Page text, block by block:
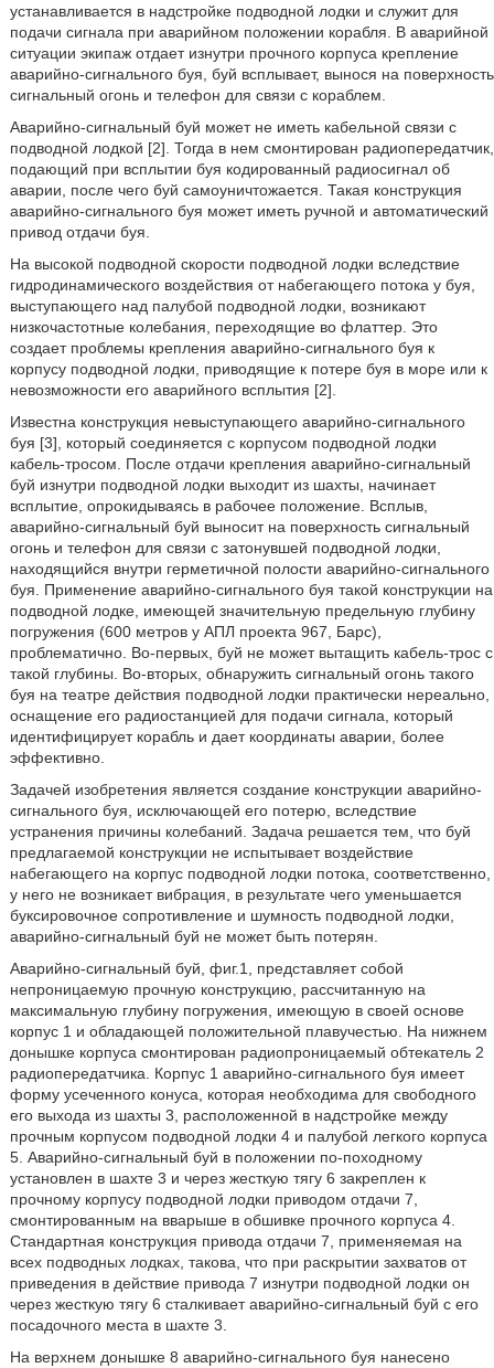
устанавливается в надстройке подводной лодки и служит для
подачи сигнала при аварийном положении корабля. В аварийной
ситуации экипаж отдает изнутри прочного корпуса крепление
аварийно-сигнального буя, буй всплывает, вынося на поверхность
сигнальный огонь и телефон для связи с кораблем.
Аварийно-сигнальный буй может не иметь кабельной связи с
подводной лодкой [2]. Тогда в нем смонтирован радиопередатчик,
подающий при всплытии буя кодированный радиосигнал об
аварии, после чего буй самоуничтожается. Такая конструкция
аварийно-сигнального буя может иметь ручной и автоматический
привод отдачи буя.
На высокой подводной скорости подводной лодки вследствие
гидродинамического воздействия от набегающего потока у буя,
выступающего над палубой подводной лодки, возникают
низкочастотные колебания, переходящие во флаттер. Это
создает проблемы крепления аварийно-сигнального буя к
корпусу подводной лодки, приводящие к потере буя в море или к
невозможности его аварийного всплытия [2].
Известна конструкция невыступающего аварийно-сигнального
буя [3], который соединяется с корпусом подводной лодки
кабель-тросом. После отдачи крепления аварийно-сигнальный
буй изнутри подводной лодки выходит из шахты, начинает
всплытие, опрокидываясь в рабочее положение. Всплыв,
аварийно-сигнальный буй выносит на поверхность сигнальный
огонь и телефон для связи с затонувшей подводной лодки,
находящийся внутри герметичной полости аварийно-сигнального
буя. Применение аварийно-сигнального буя такой конструкции на
подводной лодке, имеющей значительную предельную глубину
погружения (600 метров у АПЛ проекта 967, Барс),
проблематично. Во-первых, буй не может вытащить кабель-трос с
такой глубины. Во-вторых, обнаружить сигнальный огонь такого
буя на театре действия подводной лодки практически нереально,
оснащение его радиостанцией для подачи сигнала, который
идентифицирует корабль и дает координаты аварии, более
эффективно.
Задачей изобретения является создание конструкции аварийно-
сигнального буя, исключающей его потерю, вследствие
устранения причины колебаний. Задача решается тем, что буй
предлагаемой конструкции не испытывает воздействие
набегающего на корпус подводной лодки потока, соответственно,
у него не возникает вибрация, в результате чего уменьшается
буксировочное сопротивление и шумность подводной лодки,
аварийно-сигнальный буй не может быть потерян.
Аварийно-сигнальный буй, фиг.1, представляет собой
непроницаемую прочную конструкцию, рассчитанную на
максимальную глубину погружения, имеющую в своей основе
корпус 1 и обладающей положительной плавучестью. На нижнем
донышке корпуса смонтирован радиопроницаемый обтекатель 2
радиопередатчика. Корпус 1 аварийно-сигнального буя имеет
форму усеченного конуса, которая необходима для свободного
его выхода из шахты 3, расположенной в надстройке между
прочным корпусом подводной лодки 4 и палубой легкого корпуса
5. Аварийно-сигнальный буй в положении по-походному
установлен в шахте 3 и через жесткую тягу 6 закреплен к
прочному корпусу подводной лодки приводом отдачи 7,
смонтированным на вварыше в обшивке прочного корпуса 4.
Стандартная конструкция привода отдачи 7, применяемая на
всех подводных лодках, такова, что при раскрытии захватов от
приведения в действие привода 7 изнутри подводной лодки он
через жесткую тягу 6 сталкивает аварийно-сигнальный буй с его
посадочного места в шахте 3.
На верхнем донышке 8 аварийно-сигнального буя нанесено